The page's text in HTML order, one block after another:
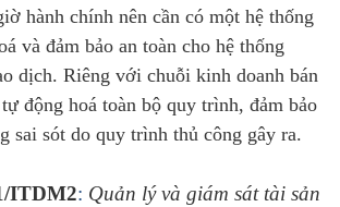
hành chính nên cần có một hệ thống
và đảm bảo an toàn cho hệ thống
dịch. Riêng với chuỗi kinh doanh bán
động hoá toàn bộ quy trình, đảm bảo
sai sót do quy trình thủ công gây ra.
ITDM2: Quản lý và giám sát tài sản